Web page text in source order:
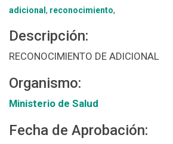
adicional , reconocimiento,
Descripción:
RECONOCIMIENTO DE ADICIONAL
Organismo:
Ministerio de Salud
Fecha de Aprobación: